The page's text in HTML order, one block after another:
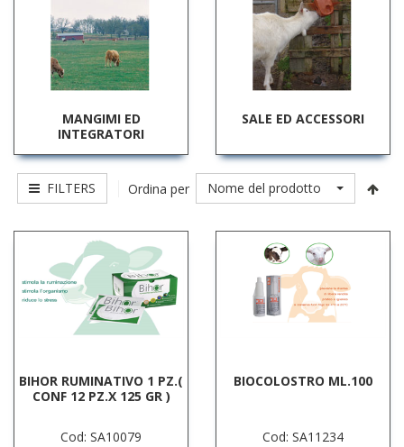
MANGIMI ED
INTEGRATORI
SALE ED ACCESSORI
FILTERS Ordina per Nome del prodotto
BIHOR RUMINATIVO 1 PZ.(
CONF 12 PZ.X 125 GR )
Cod: SA10079
BIOCOLOSTRO ML.100
Cod: SA11234